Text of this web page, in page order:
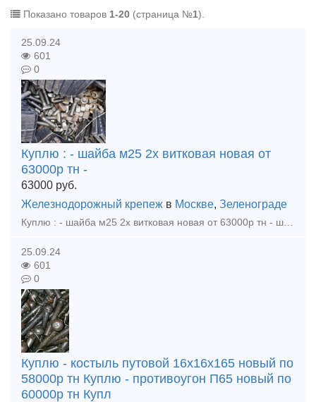
Показано товаров 1-20 (страница №1).
25.09.24
601
0
Куплю : - шайба м25 2х витковая новая от
63000р тн -
63000 руб.
Железнодорожный крепеж в Москве, Зеленограде
Куплю : - шайба м25 2х витковая новая от 63000р тн - шайба м27 одновитковая новая от 70000р тн - шайба м24 одновитковая новая от 70000р тн - гайка м22 от 82000р тн - гайка м27 от 800
25.09.24
601
0
Куплю - костыль путовой 16х16х165 новый по
58000р тн Куплю - противоугон П65 новый по
60000р тн Купл